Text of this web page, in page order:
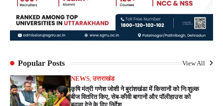
Popular Posts View All
NEWS,उत्तराखंड
कृषि मंत्री गणेश जोशी ने बुरांशखंडा में किसानों को निःशुल्क
बीज वितरित किए, सेब-कीवी बागानों और पॉलीहाउस को